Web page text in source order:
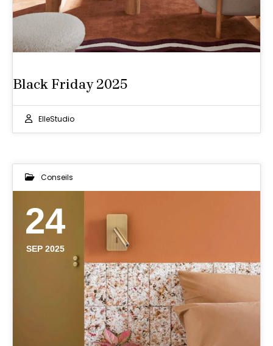
Black Friday 2025
ElleStudio
Conseils
24
SEP 2025